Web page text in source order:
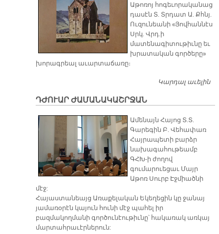
Աթոռոյ հոգեւորականաց
դասէն Տ. Տրդատ Ա. Քհնյ.
Ուզունեանի «Յովհաննէս
Սրկ. Վրդ.ի
մատենագիտութիւնը եւ
խրատական գործերը»
խորագրեալ աւարտաճառը։
Կարդալ աւելին
ԴԺՈՒԱՐ ԺԱՄԱՆԱԿԱՇՐՋԱՆ
Ամենայն Հայոց Տ.Տ.
Գարեգին Բ. Վեհափառ
Հայրապետի բարձր
նախագահութեամբ
ԳՀԽ-ի ժողով
գումարուեցաւ Մայր
Աթոռ Սուրբ Էջմիածնի
մէջ:
Հայաստանեայց Առաքելական Եկեղեցին կը ջանայ
յամառօրէն կայուն հունի մէջ պահել իր
բազմակողմանի գործունէութիւնը՝ հակառակ առկայ
մարտահրաւէրներուն: